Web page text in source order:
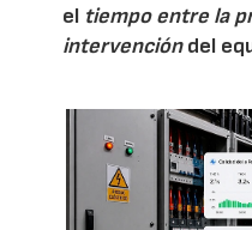
el tiempo entre la
intervencióndel